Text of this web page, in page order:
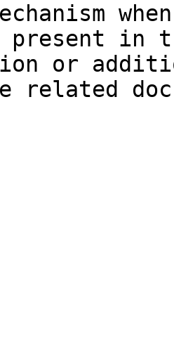
in
or